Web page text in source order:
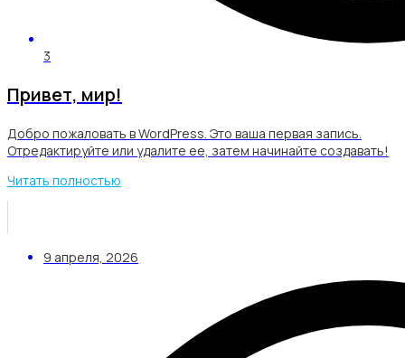
3
Привет, мир!
Добро пожаловать в WordPress. Это ваша первая запись.
Отредактируйте или удалите ее, затем начинайте создавать!
Читать полностью
9 апреля, 2026